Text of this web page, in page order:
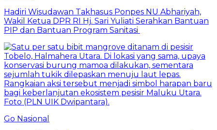
Hadiri Wisudawan Takhasus Ponpes NU Abhariyah,
Wakil Ketua DPR RI Hj. Sari Yuliati Serahkan Bantuan
PIP dan Bantuan Program Sanitasi
Go Nasional